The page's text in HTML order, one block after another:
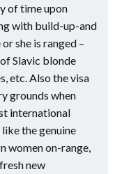
of time upon
with build-up-and
she is ranged –
Slavic blonde
etc. Also the visa
grounds when
international
the genuine
women on-range,
new